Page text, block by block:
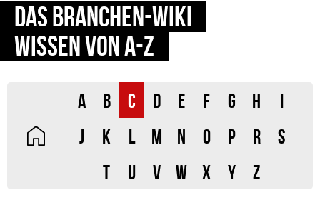
DAS BRANCHEN-WIKI
WISSEN VON A-Z
A B C D E F G H
I
J
K L M N O P R
S
T
U V W X Y Z